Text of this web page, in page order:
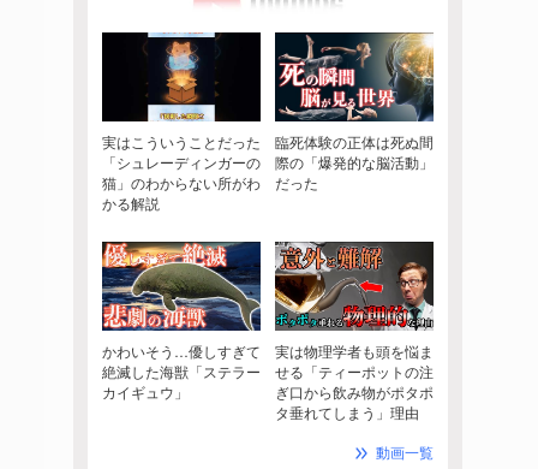
実はこういうことだった
「シュレーディンガーの
猫」のわからない所がわ
かる解説
臨死体験の正体は死ぬ間
際の「爆発的な脳活動」
だった
かわいそう…優しすぎて
絶滅した海獣「ステラー
カイギュウ」
実は物理学者も頭を悩ま
せる「ティーポットの注
ぎ口から飲み物がポタポ
タ垂れてしまう」理由
動画一覧